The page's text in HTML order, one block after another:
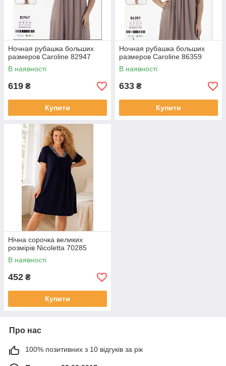
Ночная рубашка больших
размеров Caroline 82947
В наявності
619 ₴
Купити
Ночная рубашка больших
размеров Caroline 86359
В наявності
633 ₴
Купити
Нічна сорочка великих
розмірів Nicoletta 70285
В наявності
452 ₴
Купити
Про нас
100% позитивних з 10 відгуків за рік